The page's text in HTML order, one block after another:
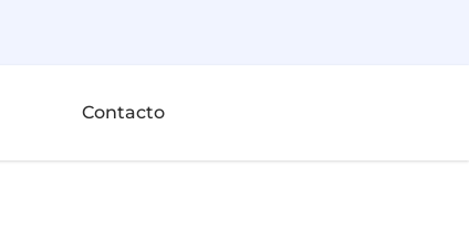
Contacto